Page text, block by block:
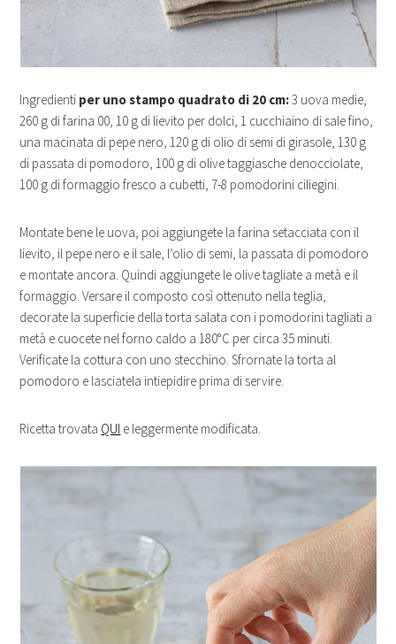
Ingredienti per uno stampo quadrato di 20 cm:3 uova medie,
260 g di farina 00, 10 g di lievito per dolci, 1 cucchiaino di sale fino,
una macinata di pepe nero, 120 g di olio di semi di girasole, 130 g
di passata di pomodoro, 100 g di olive taggiasche denocciolate,
100 g di formaggio fresco a cubetti, 7-8 pomodorini ciliegini.
Montate bene le uova, poi aggiungete la farina setacciata con il
lievito, il pepe nero e il sale, l’olio di semi, la passata di pomodoro
e montate ancora. Quindi aggiungete le olive tagliate a metà e il
formaggio. Versare il composto così ottenuto nella teglia,
decorate la superficie della torta salata con i pomodorini tagliati a
metà e cuocete nel forno caldo a 180°C per circa 35 minuti.
Verificate la cottura con uno stecchino. Sfrornate la torta al
pomodoro e lasciatela intiepidire prima di servire.
Ricetta trovata QUI e leggermente modificata.